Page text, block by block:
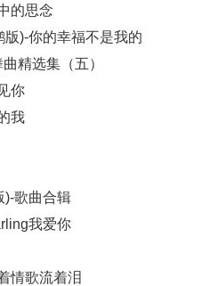
的思念
)-你的幸福不是我的
精选集（五）
你
我
)-歌曲合辑
我爱你
情歌流着泪